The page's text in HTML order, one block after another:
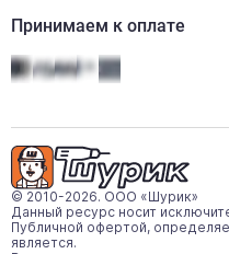
Принимаем к оплате
© 2010-2026. ООО «Шурик»
Данный ресурс носит
Публичной офертой,
является.